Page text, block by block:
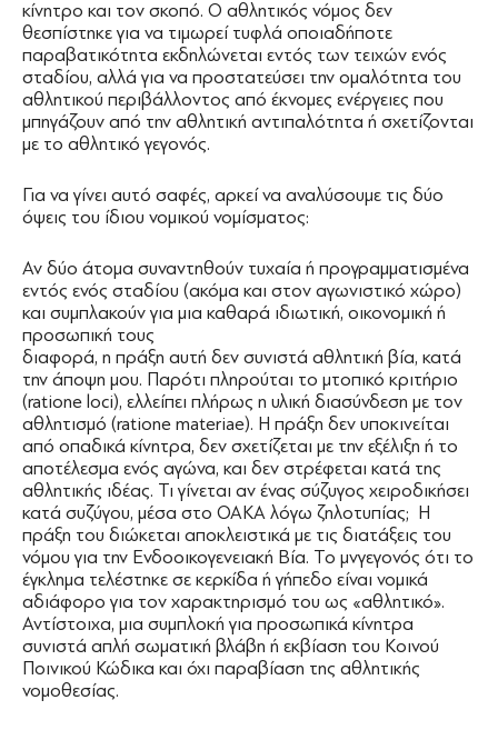
κίνητρο και τον σκοπό. Ο αθλητικός νόμος δεν
θεσπίστηκε για να τιμωρεί τυφλά οποιαδήποτε
παραβατικότητα εκδηλώνεται εντός των τειχών ενός
σταδίου, αλλά για να προστατεύσει την ομαλότητα του
αθλητικού περιβάλλοντος από έκνομες ενέργειες που
μπηγάζουν από την αθλητική αντιπαλότητα ή σχετίζονται
με το αθλητικό γεγονός.
Για να γίνει αυτό σαφές, αρκεί να αναλύσουμε τις δύο
όψεις του ίδιου νομικού νομίσματος:
Αν δύο άτομα συναντηθούν τυχαία ή προγραμματισμένα
εντός ενός σταδίου (ακόμα και στον αγωνιστικό χώρο)
και συμπλακούν για μια καθαρά ιδιωτική, οικονομική ή
προσωπική τους
διαφορά, η πράξη αυτή δεν συνιστά αθλητική βία, κατά
την άποψη μου. Παρότι πληρούται το μτοπικό κριτήριο
(ratione loci), ελλείπει πλήρως η υλική διασύνδεση με τον
αθλητισμό (ratione materiae). Η πράξη δεν υποκινείται
από οπαδικά κίνητρα, δεν σχετίζεται με την εξέλιξη ή το
αποτέλεσμα ενός αγώνα, και δεν στρέφεται κατά της
αθλητικής ιδέας. Τι γίνεται αν ένας σύζυγος χειροδικήσει
κατά συζύγου, μέσα στο ΟΑΚΑ λόγω ζηλοτυπίας; Η
πράξη του διώκεται αποκλειστικά με τις διατάξεις του
νόμου για την Ενδοοικογενειακή Βία. Το μνγεγονός ότι το
έγκλημα τελέστηκε σε κερκίδα ή γήπεδο είναι νομικά
αδιάφορο για τον χαρακτηρισμό του ως «αθλητικό».
Αντίστοιχα, μια συμπλοκή για προσωπικά κίνητρα
συνιστά απλή σωματική βλάβη ή εκβίαση του Κοινού
Ποινικού Κώδικα και όχι παραβίαση της αθλητικής
νομοθεσίας.